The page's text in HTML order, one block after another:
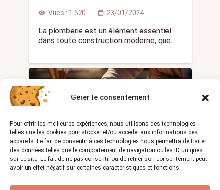
Gérer le consentement
Pour offrir les meilleures expériences, nous utilisons des technologies
telles que les cookies pour stocker et/ou accéder aux informations des
appareils. Le fait de consentir à ces technologies nous permettra de traiter
des données telles que le comportement de navigation ou les ID uniques
sur ce site. Le fait de ne pas consentir ou de retirer son consentement peut
avoir un effet négatif sur certaines caractéristiques et fonctions.
visibility Vues : 1 520 calendar_month 23/01/2024
La plomberie est un élément essentiel
dans toute construction moderne, que…